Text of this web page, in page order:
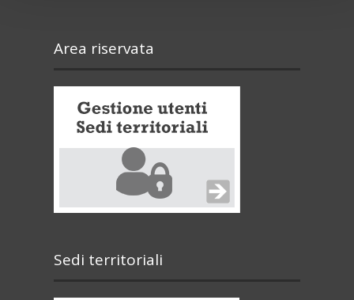
Area riservata
Sedi territoriali